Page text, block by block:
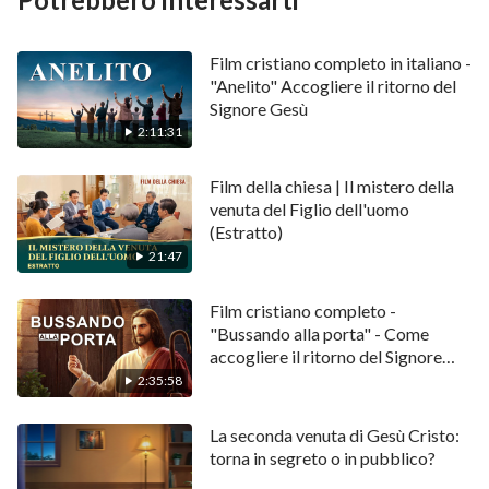
orientali della Nuova Inghilterra. Alle 9:15 del 15
febbraio 2013, a Chelyabinsk, nella regione federale
degli Urali, in Russia, ha riportato lo schianto di un
asteroide e un’enorme onda d’urto e un’esplosione
hanno causato 1.491 feriti e la rottura di molti vetri.
Gli scienziati hanno detto che il diametro
dell’asteroide era di circa 15 metri e pesava circa
7.000 tonnellate. Questi hanno adempiuto alla
profezia “le stelle cadranno dal cielo”.
5. Il Vangelo è stato predicato fino alla
fine del mondo
2:11:31
Film cristiano completo in italiano -
"Anelito" Accogliere il ritorno del
Signore Gesù
21:47
Film della chiesa | Il mistero della
venuta del Figlio dell'uomo
(Estratto)
2:35:58
Film cristiano completo -
"Bussando alla porta" - Come
accogliere il ritorno del Signore
La seconda venuta di Gesù Cristo:
torna in segreto o in pubblico?